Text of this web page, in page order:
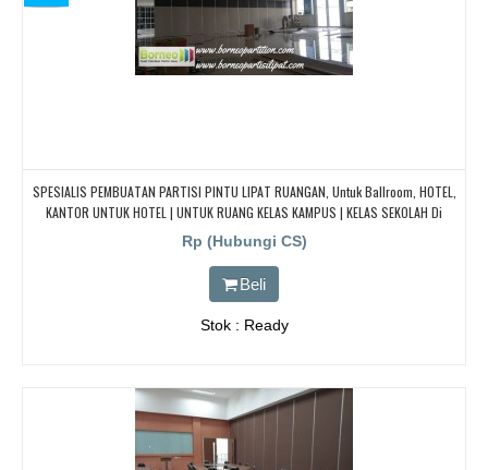
SPESIALIS PEMBUATAN PARTISI PINTU LIPAT RUANGAN, Untuk Ballroom, HOTEL,
KANTOR UNTUK HOTEL | UNTUK RUANG KELAS KAMPUS | KELAS SEKOLAH Di
BANDUNG, JAKARTA, BEKASI, TANGERANG
Rp (Hubungi CS)
Beli
Stok : Ready